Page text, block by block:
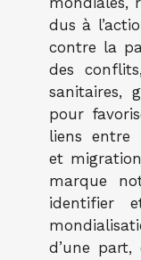
dus à
contre la
des
sanitaires,
pour
liens entre
et
marque
identifier
d’une